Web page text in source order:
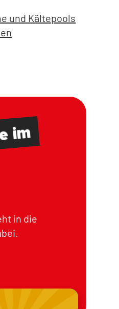
und Kältepools
im
in die